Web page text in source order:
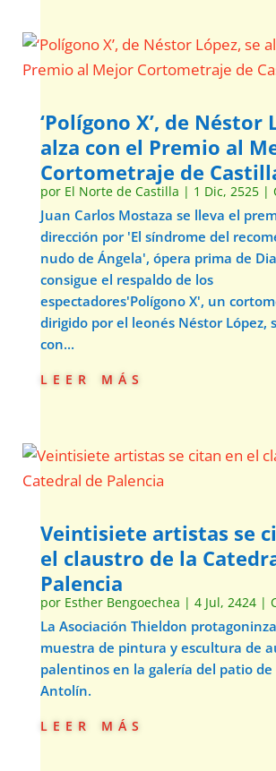
‘Polígono X’, de Néstor
alza con el Premio al
Cortometraje de
por El Norte de Castilla | 1 Dic, 2525|
Juan Carlos Mostaza se lleva el
dirección por 'El síndrome del
nudo de Ángela', ópera prima de
consigue el respaldo de los
espectadores'Polígono X', un
dirigido por el leonés Néstor López,
con...
leer más
Veintisiete artistas se
el claustro de la
Palencia
por Esther Bengoechea | 4 Jul, 2424|
La Asociación Thieldon
muestra de pintura y escultura de
palentinos en la galería del patio de
Antolín.
leer más